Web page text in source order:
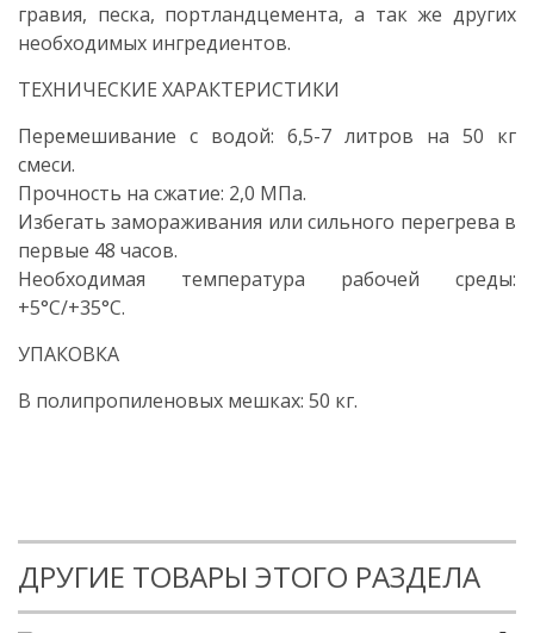
гравия, песка, портландцемента, а так же других
необходимых ингредиентов.
ТЕХНИЧЕСКИЕ ХАРАКТЕРИСТИКИ
Перемешивание с водой: 6,5-7 литров на 50 кг
смеси.
Прочность на сжатие: 2,0 МПа.
Избегать замораживания или сильного перегрева в
первые 48 часов.
Необходимая температура рабочей среды:
+5°С/+35°С.
УПАКОВКА
В полипропиленовых мешках: 50 кг.
ДРУГИЕ ТОВАРЫ ЭТОГО РАЗДЕЛА